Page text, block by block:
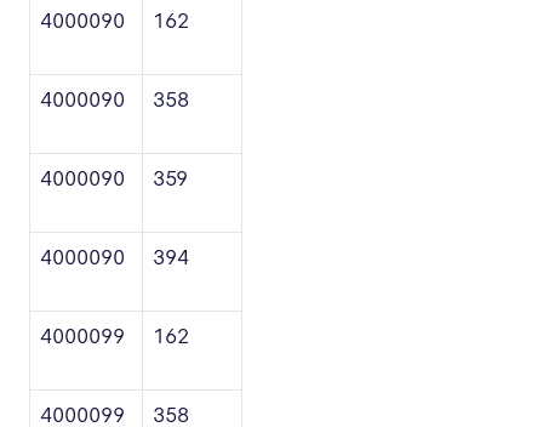
4000090 162
4000090 358
4000090 359
4000090 394
4000099 162
4000099 358